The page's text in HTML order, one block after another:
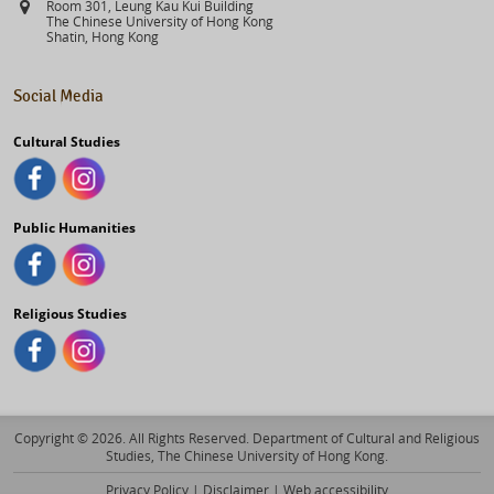
Address
Room 301, Leung Kau Kui Building
The Chinese University of Hong Kong
Shatin, Hong Kong
Social Media
Cultural Studies
Public Humanities
Religious Studies
Copyright © 2026. All Rights Reserved. Department of Cultural and Religious
Studies, The Chinese University of Hong Kong.
Privacy Policy | Disclaimer | Web accessibility